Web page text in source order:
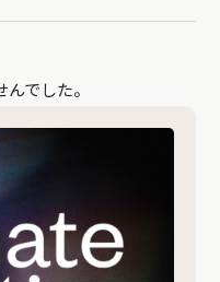
でした。